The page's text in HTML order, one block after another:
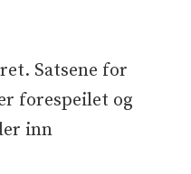
Satsene for
forespeilet og
inn